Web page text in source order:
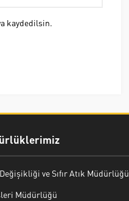
kaydedilsin.
ve Sıfır Atık Müdürlüğü
Müdürlüğü